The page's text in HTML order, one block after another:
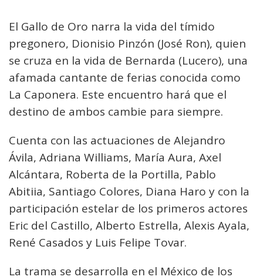
El Gallo de Oro narra la vida del tímido
pregonero, Dionisio Pinzón (José Ron), quien
se cruza en la vida de Bernarda (Lucero), una
afamada cantante de ferias conocida como
La Caponera. Este encuentro hará que el
destino de ambos cambie para siempre.
Cuenta con las actuaciones de Alejandro
Ávila, Adriana Williams, María Aura, Axel
Alcántara, Roberta de la Portilla, Pablo
Abitiia, Santiago Colores, Diana Haro y con la
participación estelar de los primeros actores
Eric del Castillo, Alberto Estrella, Alexis Ayala,
René Casados y Luis Felipe Tovar.
La trama se desarrolla en el México de los